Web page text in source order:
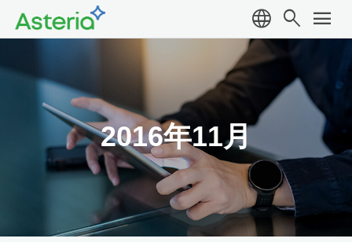
language search menu
2016年11月